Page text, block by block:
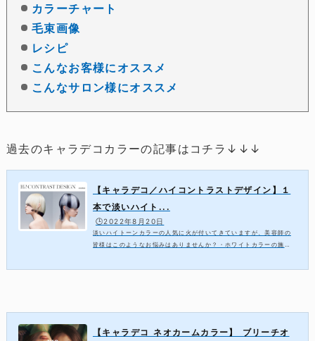
カラーチャート
毛束画像
レシピ
こんなお客様にオススメ
こんなサロン様にオススメ
過去のキャラデコカラーの記事はコチラ↓↓↓
【キャラデコ／ハイコントラストデザイン】１
本で淡いハイト...
🕒️2022年8月20日
淡いハイトーンカラーの人気に火が付いてきていますが、美容師の
皆様はこのようなお悩みはありませんか？・ホワイトカラーの施術
薬剤をクリア剤などで薄めてしまうホワ...
【キャラデコ ネオカームカラー】 ブリーチオ